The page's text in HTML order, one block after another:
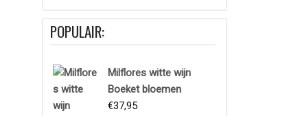
POPULAIR:
Milflores witte wijn
Boeket bloemen
€37,95